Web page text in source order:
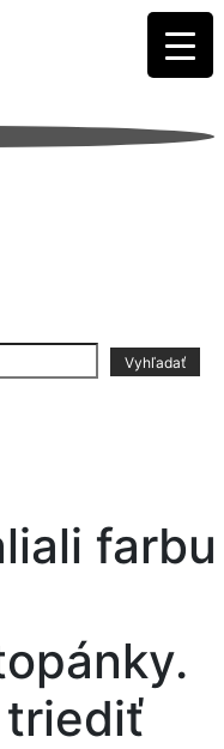
farbu
triediť